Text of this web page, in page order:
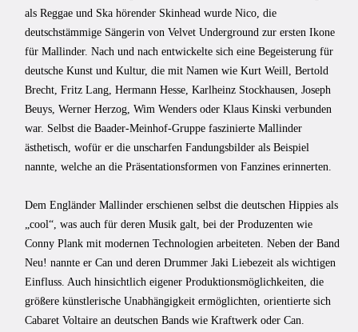
als Reggae und Ska hörender Skinhead wurde Nico, die
deutschstämmige Sängerin von Velvet Underground zur ersten Ikone
für Mallinder. Nach und nach entwickelte sich eine Begeisterung für
deutsche Kunst und Kultur, die mit Namen wie Kurt Weill, Bertold
Brecht, Fritz Lang, Hermann Hesse, Karlheinz Stockhausen, Joseph
Beuys, Werner Herzog, Wim Wenders oder Klaus Kinski verbunden
war. Selbst die Baader-Meinhof-Gruppe faszinierte Mallinder
ästhetisch, wofür er die unscharfen Fandungsbilder als Beispiel
nannte, welche an die Präsentationsformen von Fanzines erinnerten.
Dem Engländer Mallinder erschienen selbst die deutschen Hippies als
„cool“, was auch für deren Musik galt, bei der Produzenten wie
Conny Plank mit modernen Technologien arbeiteten. Neben der Band
Neu! nannte er Can und deren Drummer Jaki Liebezeit als wichtigen
Einfluss. Auch hinsichtlich eigener Produktionsmöglichkeiten, die
größere künstlerische Unabhängigkeit ermöglichten, orientierte sich
Cabaret Voltaire an deutschen Bands wie Kraftwerk oder Can.